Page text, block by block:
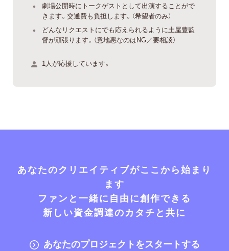
劇場公開時にトークゲストとして出演することがで
きます。交通費も負担します。（希望者のみ）
どんなリクエストにでも応えられるように土屋豊監
督が頑張ります。（意地悪なのはNG／要相談）
1人が応援しています。
あなたのクリエイティブがここから始まり
ます
ファンと一緒に自由に創作できる
新しい資金調達のカタチと共に
あなたのプロジェクトをスタートする